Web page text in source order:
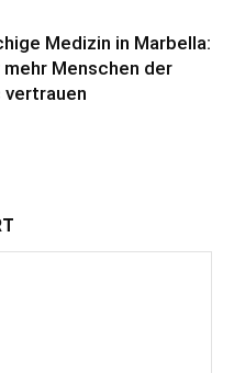
Medizin in Marbella:
mehr Menschen der
vertrauen